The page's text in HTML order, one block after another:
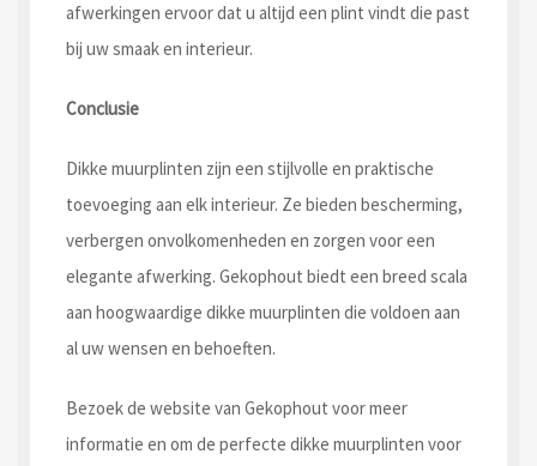
afwerkingen ervoor dat u altijd een plint vindt die past
bij uw smaak en interieur.
Conclusie
Dikke muurplinten zijn een stijlvolle en praktische
toevoeging aan elk interieur. Ze bieden bescherming,
verbergen onvolkomenheden en zorgen voor een
elegante afwerking. Gekophout biedt een breed scala
aan hoogwaardige dikke muurplinten die voldoen aan
al uw wensen en behoeften.
Bezoek de website van Gekophout voor meer
informatie en om de perfecte dikke muurplinten voor